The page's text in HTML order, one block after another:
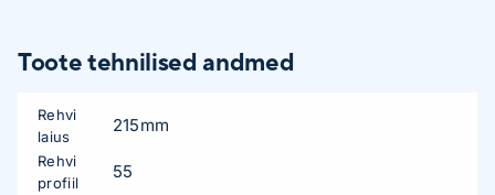
Toote tehnilised andmed
Rehvi
laius
215mm
Rehvi
profiil
55